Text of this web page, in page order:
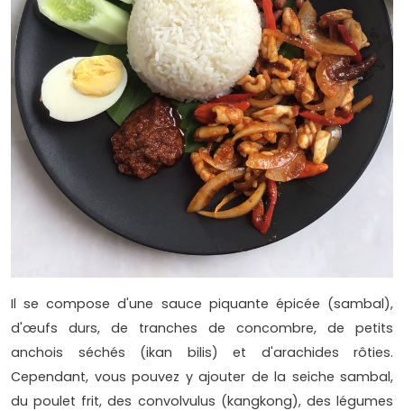
Il se compose d'une sauce piquante épicée (sambal),
d'œufs durs, de tranches de concombre, de petits
anchois séchés (ikan bilis) et d'arachides rôties.
Cependant, vous pouvez y ajouter de la seiche sambal,
du poulet frit, des convolvulus (kangkong), des légumes